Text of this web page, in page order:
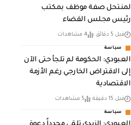
لمنتحل صفة موظف بمكتب
رئيس مجلس القضاء
قبل 5 دقائق 4 مشاهدات
سياسة
العبودي: الحكومة لم تلجأ حتى الآن
إلى الاقتراض الخارجي رغم الأزمة
الاقتصادية
قبل 15 دقيقة 5 مشاهدات
سياسة